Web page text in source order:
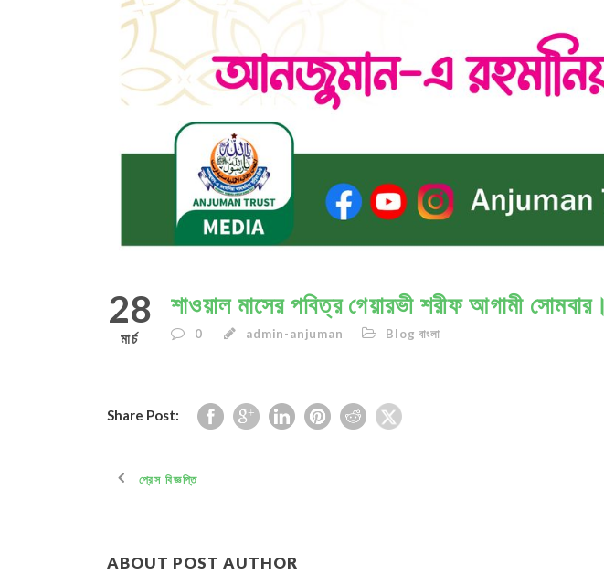
28
মার্চ
শাওয়াল মাসের পবিত্র গেয়ারভী শরীফ আগামী সোমবার।
0 admin-anjuman Blog বাংলা
Share Post:
প্রেস বিজ্ঞপ্তি
ABOUT POST AUTHOR